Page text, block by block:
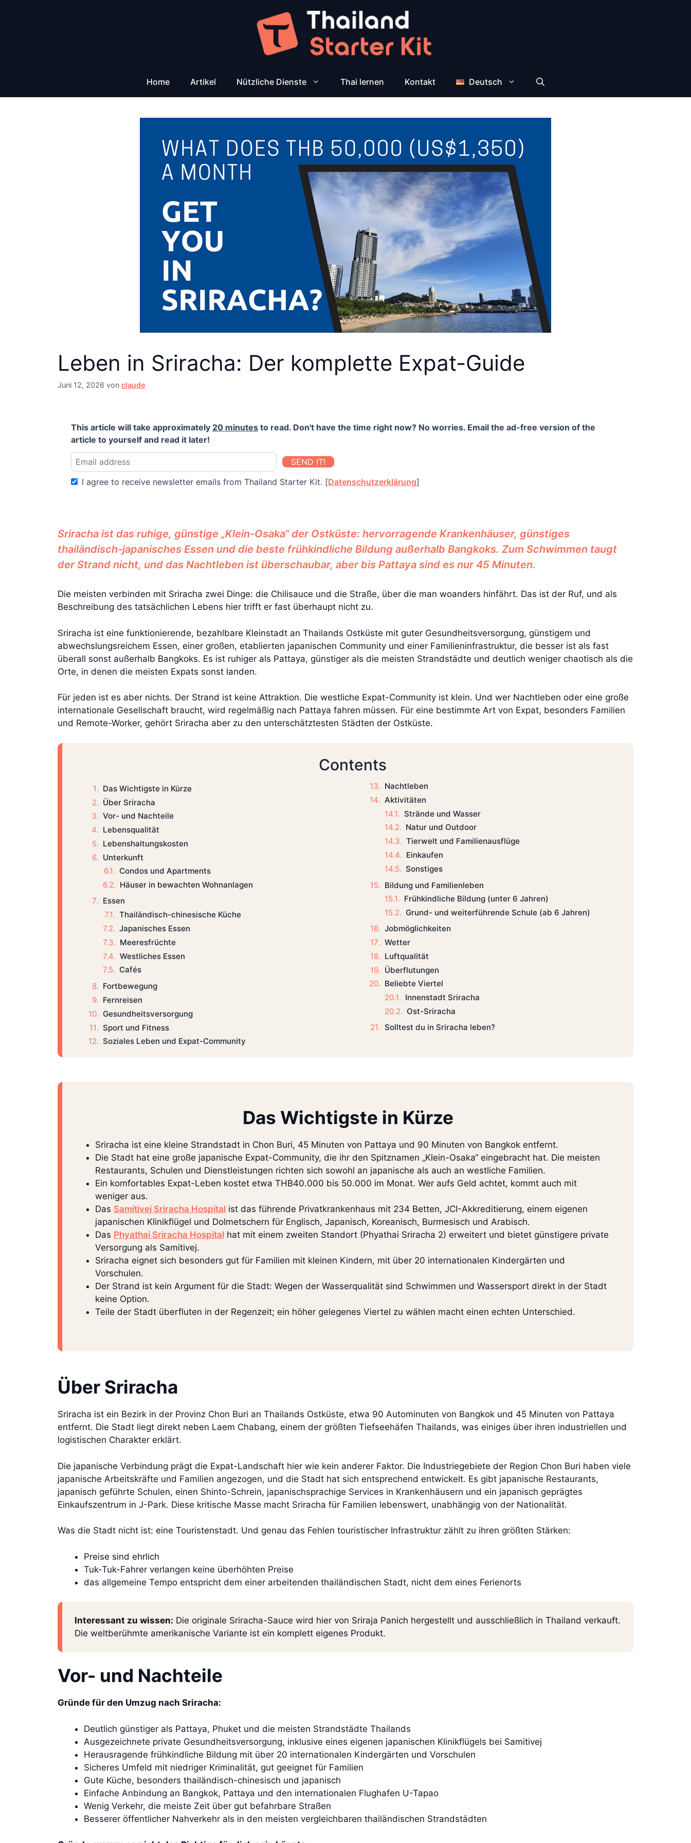
Home Artikel Nützliche Dienste Thai lernen Kontakt Deutsch
Leben in Sriracha: Der komplette Expat-Guide
Juni 12, 2026 von claude
This article will take approximately 20 minutes to read. Don't have the time right now? No worries. Email the ad-free version of the
article to yourself and read it later!
SEND IT!
I agree to receive newsletter emails from Thailand Starter Kit. [Datenschutzerklärung]
Sriracha ist das ruhige, günstige „Klein-Osaka“ der Ostküste: hervorragende Krankenhäuser, günstiges
thailändisch-japanisches Essen und die beste frühkindliche Bildung außerhalb Bangkoks. Zum Schwimmen taugt
der Strand nicht, und das Nachtleben ist überschaubar, aber bis Pattaya sind es nur 45 Minuten.
Die meisten verbinden mit Sriracha zwei Dinge: die Chilisauce und die Straße, über die man woanders hinfährt. Das ist der Ruf, und als
Beschreibung des tatsächlichen Lebens hier trifft er fast überhaupt nicht zu.
Sriracha ist eine funktionierende, bezahlbare Kleinstadt an Thailands Ostküste mit guter Gesundheitsversorgung, günstigem und
abwechslungsreichem Essen, einer großen, etablierten japanischen Community und einer Familieninfrastruktur, die besser ist als fast
überall sonst außerhalb Bangkoks. Es ist ruhiger als Pattaya, günstiger als die meisten Strandstädte und deutlich weniger chaotisch als die
Orte, in denen die meisten Expats sonst landen.
Für jeden ist es aber nichts. Der Strand ist keine Attraktion. Die westliche Expat-Community ist klein. Und wer Nachtleben oder eine große
internationale Gesellschaft braucht, wird regelmäßig nach Pattaya fahren müssen. Für eine bestimmte Art von Expat, besonders Familien
und Remote-Worker, gehört Sriracha aber zu den unterschätztesten Städten der Ostküste.
Contents
Das Wichtigste in Kürze
Über Sriracha
Vor- und Nachteile
Lebensqualität
Lebenshaltungskosten
Unterkunft
Condos und Apartments
Häuser in bewachten Wohnanlagen
Essen
Thailändisch-chinesische Küche
Japanisches Essen
Meeresfrüchte
Westliches Essen
Cafés
Fortbewegung
Fernreisen
Gesundheitsversorgung
Sport und Fitness
Soziales Leben und Expat-Community
Nachtleben
Aktivitäten
Strände und Wasser
Natur und Outdoor
Tierwelt und Familienausflüge
Einkaufen
Sonstiges
Bildung und Familienleben
Frühkindliche Bildung (unter 6 Jahren)
Grund- und weiterführende Schule (ab 6 Jahren)
Jobmöglichkeiten
Wetter
Luftqualität
Überflutungen
Beliebte Viertel
Innenstadt Sriracha
Ost-Sriracha
Solltest du in Sriracha leben?
Das Wichtigste in Kürze
Sriracha ist eine kleine Strandstadt in Chon Buri, 45 Minuten von Pattaya und 90 Minuten von Bangkok entfernt.
Die Stadt hat eine große japanische Expat-Community, die ihr den Spitznamen „Klein-Osaka“ eingebracht hat. Die meisten
Restaurants, Schulen und Dienstleistungen richten sich sowohl an japanische als auch an westliche Familien.
Ein komfortables Expat-Leben kostet etwa THB40.000 bis 50.000 im Monat. Wer aufs Geld achtet, kommt auch mit
weniger aus.
Das Samitivej Sriracha Hospital ist das führende Privatkrankenhaus mit 234 Betten, JCI-Akkreditierung, einem eigenen
japanischen Klinikflügel und Dolmetschern für Englisch, Japanisch, Koreanisch, Burmesisch und Arabisch.
Das Phyathai Sriracha Hospital hat mit einem zweiten Standort (Phyathai Sriracha 2) erweitert und bietet günstigere private
Versorgung als Samitivej.
Sriracha eignet sich besonders gut für Familien mit kleinen Kindern, mit über 20 internationalen Kindergärten und
Vorschulen.
Der Strand ist kein Argument für die Stadt: Wegen der Wasserqualität sind Schwimmen und Wassersport direkt in der Stadt
keine Option.
Teile der Stadt überfluten in der Regenzeit; ein höher gelegenes Viertel zu wählen macht einen echten Unterschied.
Über Sriracha
Sriracha ist ein Bezirk in der Provinz Chon Buri an Thailands Ostküste, etwa 90 Autominuten von Bangkok und 45 Minuten von Pattaya
entfernt. Die Stadt liegt direkt neben Laem Chabang, einem der größten Tiefseehäfen Thailands, was einiges über ihren industriellen und
logistischen Charakter erklärt.
Die japanische Verbindung prägt die Expat-Landschaft hier wie kein anderer Faktor. Die Industriegebiete der Region Chon Buri haben viele
japanische Arbeitskräfte und Familien angezogen, und die Stadt hat sich entsprechend entwickelt. Es gibt japanische Restaurants,
japanisch geführte Schulen, einen Shinto-Schrein, japanischsprachige Services in Krankenhäusern und ein japanisch geprägtes
Einkaufszentrum in J-Park. Diese kritische Masse macht Sriracha für Familien lebenswert, unabhängig von der Nationalität.
Was die Stadt nicht ist: eine Touristenstadt. Und genau das Fehlen touristischer Infrastruktur zählt zu ihren größten Stärken:
Preise sind ehrlich
Tuk-Tuk-Fahrer verlangen keine überhöhten Preise
das allgemeine Tempo entspricht dem einer arbeitenden thailändischen Stadt, nicht dem eines Ferienorts
Interessant zu wissen: Die originale Sriracha-Sauce wird hier von Sriraja Panich hergestellt und ausschließlich in Thailand verkauft.
Die weltberühmte amerikanische Variante ist ein komplett eigenes Produkt.
Vor- und Nachteile
Gründe für den Umzug nach Sriracha:
Deutlich günstiger als Pattaya, Phuket und die meisten Strandstädte Thailands
Ausgezeichnete private Gesundheitsversorgung, inklusive eines eigenen japanischen Klinikflügels bei Samitivej
Herausragende frühkindliche Bildung mit über 20 internationalen Kindergärten und Vorschulen
Sicheres Umfeld mit niedriger Kriminalität, gut geeignet für Familien
Gute Küche, besonders thailändisch-chinesisch und japanisch
Einfache Anbindung an Bangkok, Pattaya und den internationalen Flughafen U-Tapao
Wenig Verkehr, die meiste Zeit über gut befahrbare Straßen
Besserer öffentlicher Nahverkehr als in den meisten vergleichbaren thailändischen Strandstädten